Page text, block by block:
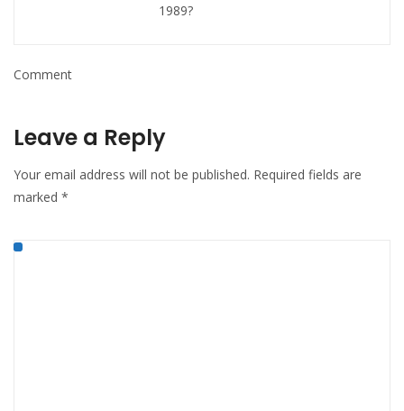
1989?
Comment
Leave a Reply
Your email address will not be published. Required fields are
marked *